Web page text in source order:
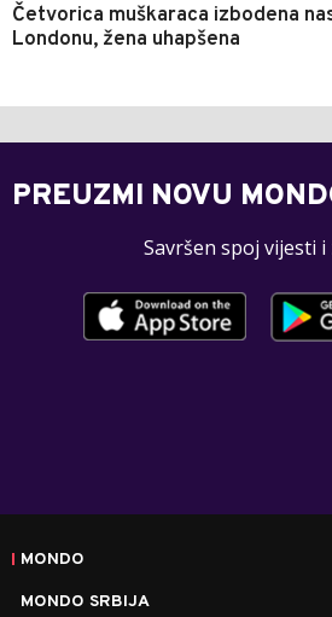
Četvorica muškaraca izbodena
Londonu, žena uhapšena
PREUZMI NOVU
Savršen spoj vijesti i
MONDO
MONDO SRBIJA